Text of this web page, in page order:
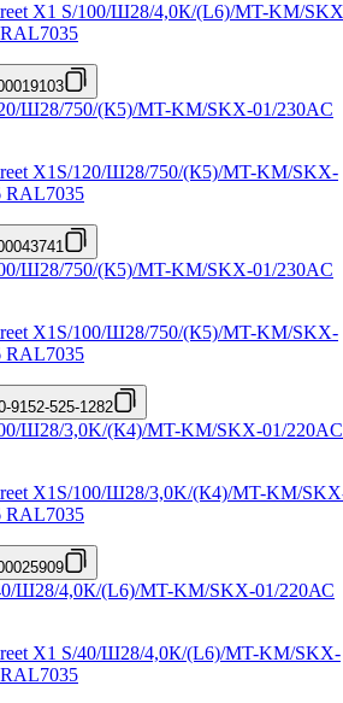
X1 S/100/Ш28/4,0К/(L6)/MT-KM/
X1S/120/Ш28/750/(К5)/MT-KM/SKX-
RAL7035
X1S/100/Ш28/750/(К5)/MT-KM/SKX-
RAL7035
9152-525-1282
X1S/100/Ш28/3,0K/(К4)/MT-KM/
RAL7035
X1 S/40/Ш28/4,0К/(L6)/MT-KM/SKX-